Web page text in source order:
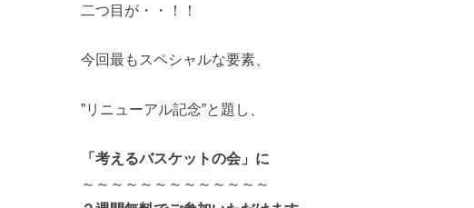
二つ目が・・！！
今回最もスペシャルな要素、
”リニューアル記念”と題し、
「考えるバスケットの会」に
～～～～～～～～～～～～～